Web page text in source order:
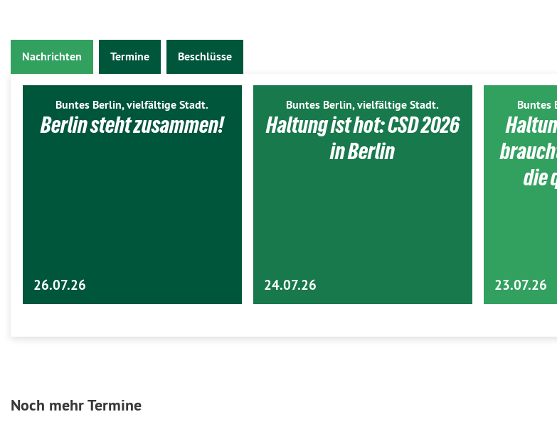
Nachrichten Termine Beschlüsse
Buntes Berlin, vielfältige Stadt.
Berlin steht zusammen!
26.07.26
Buntes Berlin, vielfältige Stadt.
Haltung ist hot: CSD 2026
in Berlin
24.07.26
Buntes
die
23.07.26
Noch mehr Termine